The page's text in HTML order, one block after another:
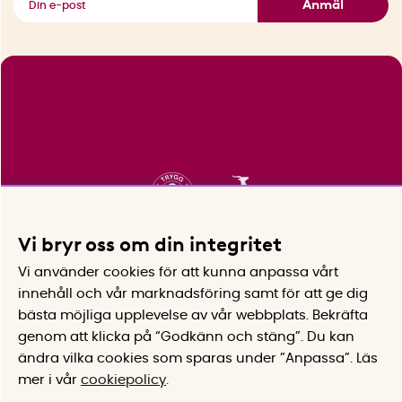
Anmäl
Vi bryr oss om din integritet
Vi använder cookies för att kunna anpassa vårt
innehåll och vår marknadsföring samt för att ge dig
bästa möjliga upplevelse av vår webbplats.
Bekräfta
genom att klicka på “Godkänn och stäng”. Du kan
ändra vilka cookies som sparas under ”Anpassa”.
Läs
mer i vår cookiepolicy